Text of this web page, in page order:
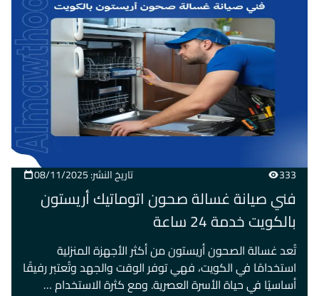
333 تاريخ النشر: 08/11/2025
فني صيانة غسالة صحون اتوماتيك أريستون
بالكويت خدمة 24 ساعة
تُعد غسالة الصحون أريستون من أكثر الأجهزة المنزلية
استخدامًا في الكويت، فهي توفر الوقت والجهد وتُعتبر رفيقًا
أساسيًا في حياة الأسرة العصرية. ومع كثرة الاستخدام …